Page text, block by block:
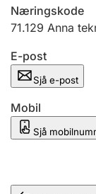
Næringskode
71.129 Anna
E-post
Sjå e-post
Mobil
Sjå